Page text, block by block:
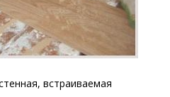
встраиваемая